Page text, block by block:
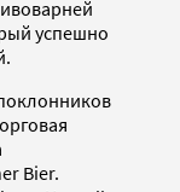
успешно
Bier.